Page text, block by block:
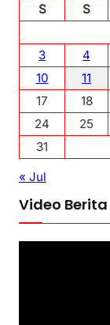
S
S
3
4
10
11
17
18
24
25
31
« Jul
Video Berita